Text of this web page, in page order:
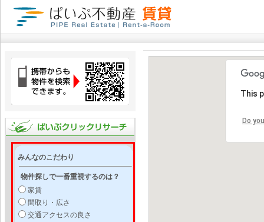
みんなのこだわり
物件探しで一番重視するのは？
家賃
間取り・広さ
交通アクセスの良さ
This
Do